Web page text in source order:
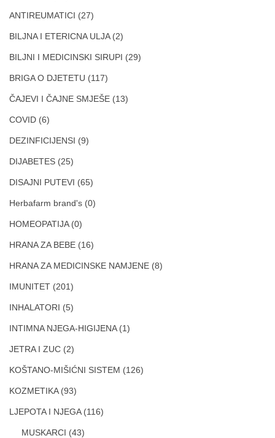
ANTIREUMATICI (27)
BILJNA I ETERICNA ULJA (2)
BILJNI I MEDICINSKI SIRUPI (29)
BRIGA O DJETETU (117)
ČAJEVI I ČAJNE SMJEŠE (13)
COVID (6)
DEZINFICIJENSI (9)
DIJABETES (25)
DISAJNI PUTEVI (65)
Herbafarm brand's (0)
HOMEOPATIJA (0)
HRANA ZA BEBE (16)
HRANA ZA MEDICINSKE NAMJENE (8)
IMUNITET (201)
INHALATORI (5)
INTIMNA NJEGA-HIGIJENA (1)
JETRA I ZUC (2)
KOŠTANO-MIŠIĆNI SISTEM (126)
KOZMETIKA (93)
LJEPOTA I NJEGA (116)
MUSKARCI (43)